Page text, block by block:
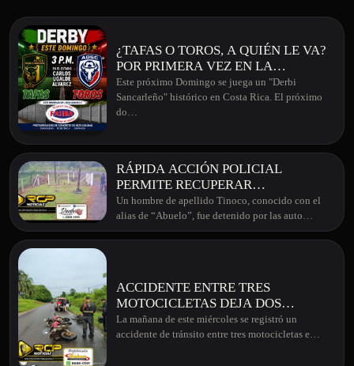
¿TAFAS O TOROS, A QUIÉN LE VA?
POR PRIMERA VEZ EN LA
HISTORIA, DERBI SANCARLEÑO EN
LA PRIMERA DIVISIÓN DE COSTA
RICA
Este próximo Domingo se juega un "Derbi
Sancarleño" histórico en Costa Rica. El próximo
do…
RÁPIDA ACCIÓN POLICIAL
PERMITE RECUPERAR
MOTOCICLETA ROBADA EN
GUATUSO
Un hombre de apellido Tinoco, conocido con el
alias de “Abuelo”, fue detenido por las auto…
ACCIDENTE ENTRE TRES
MOTOCICLETAS DEJA DOS
PERSONAS HERIDAS EN LOS
CHILES
La mañana de este miércoles se registró un
accidente de tránsito entre tres motocicletas e…